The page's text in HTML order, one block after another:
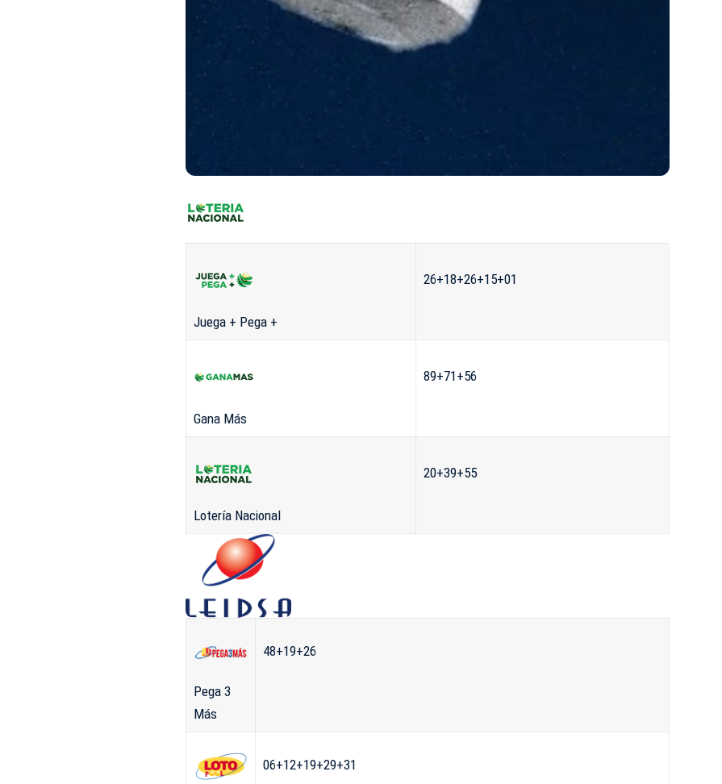
Juega + Pega +
26+18+26+15+01
Gana Más
89+71+56
Lotería Nacional
20+39+55
Pega 3
Más
48+19+26
06+12+19+29+31